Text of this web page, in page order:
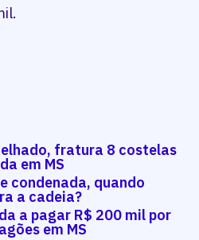
fratura 8 costelas
em MS
condenada, quando
a cadeia?
a pagar R$ 200 mil por
em MS